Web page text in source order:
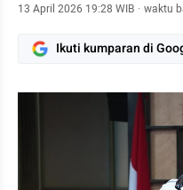
13 April 2026 19:28 WIB · waktu
Ikuti kumparan di